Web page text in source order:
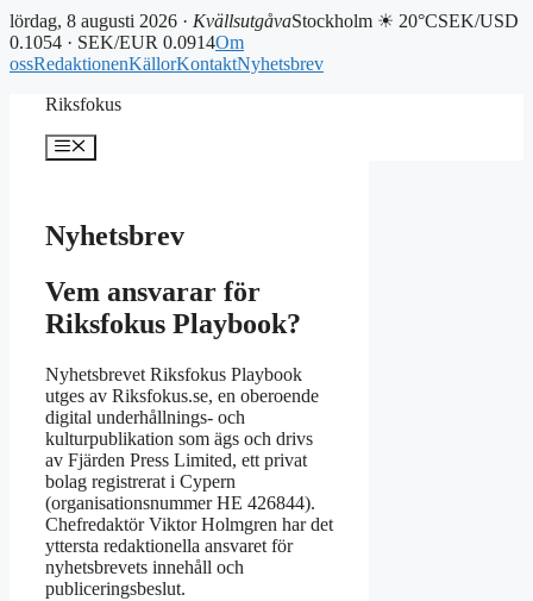
lördag, 8 augusti 2026 · KvällsutgåvaStockholm ☀ 20°CSEK/USD
0.1054 · SEK/EUR 0.0914Om
ossRedaktionenKällorKontaktNyhetsbrev
Riksfokus
Meny
Nyhetsbrev
Vem ansvarar för
Riksfokus Playbook?
Nyhetsbrevet Riksfokus Playbook
utges av Riksfokus.se, en oberoende
digital underhållnings- och
kulturpublikation som ägs och drivs
av Fjärden Press Limited, ett privat
bolag registrerat i Cypern
(organisationsnummer HE 426844).
Chefredaktör Viktor Holmgren har det
yttersta redaktionella ansvaret för
nyhetsbrevets innehåll och
publiceringsbeslut.